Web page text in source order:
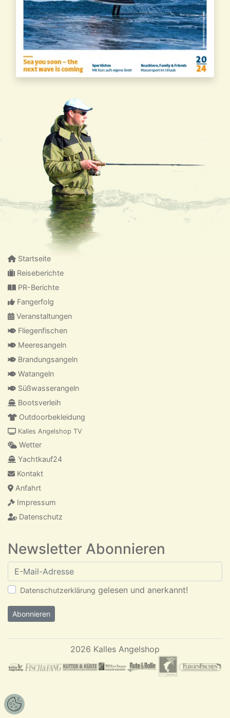
Startseite
Reiseberichte
PR-Berichte
Fangerfolg
Veranstaltungen
Fliegenfischen
Meeresangeln
Brandungsangeln
Watangeln
Süßwasserangeln
Bootsverleih
Outdoorbekleidung
Kalles Angelshop TV
Wetter
Yachtkauf24
Kontakt
Anfahrt
Impressum
Datenschutz
Newsletter Abonnieren
E-Mail-Adresse
Datenschutzerklärung gelesen und anerkannt!
Abonnieren
2026 Kalles Angelshop